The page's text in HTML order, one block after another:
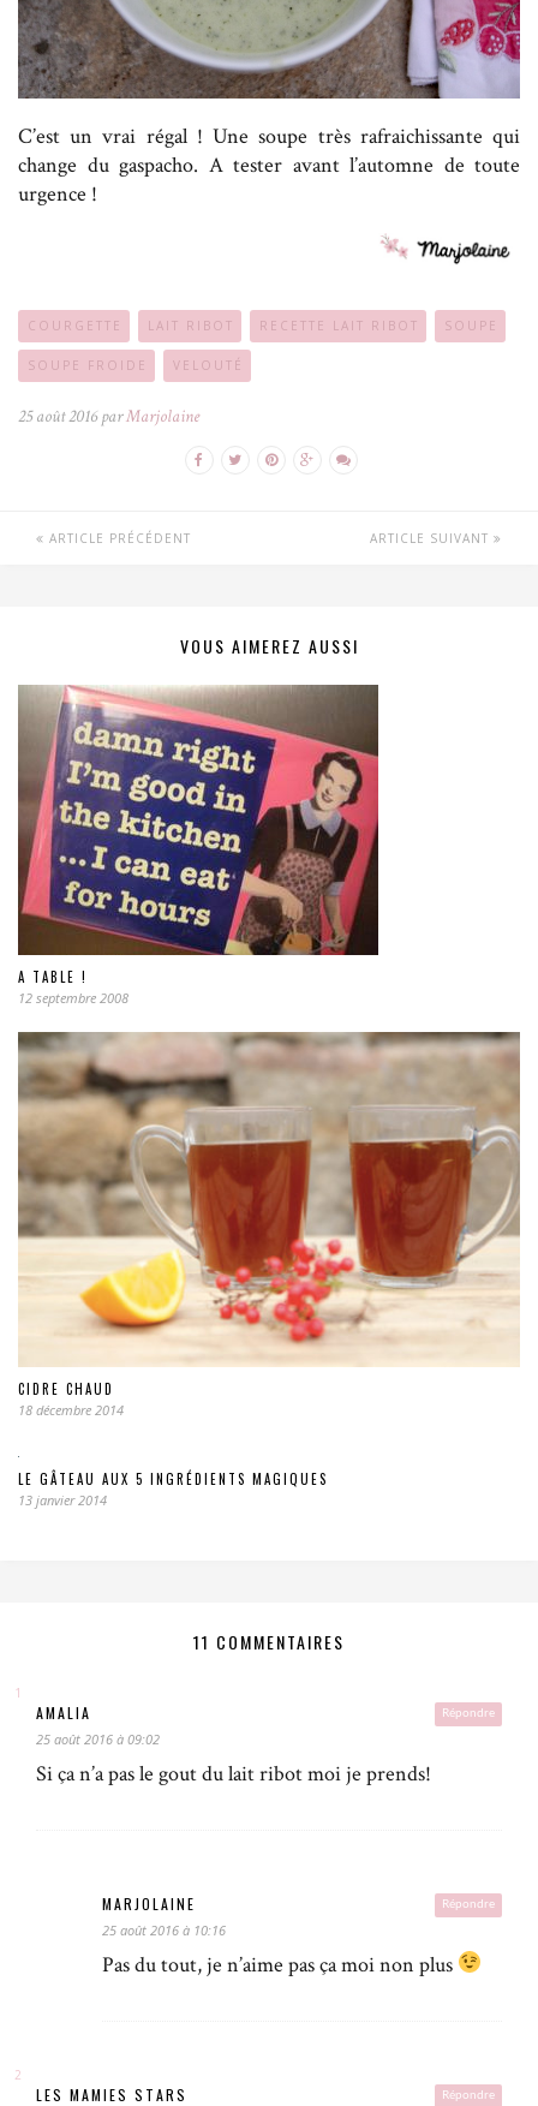
C’est un vrai régal ! Une soupe très rafraichissante qui
change du gaspacho. A tester avant l’automne de toute
urgence !
COURGETTE LAIT RIBOT RECETTE LAIT RIBOT SOUPE
SOUPE FROIDE VELOUTÉ
25 août 2016 parMarjolaine
ARTICLE PRÉCÉDENT ARTICLE SUIVANT
VOUS AIMEREZ AUSSI
A TABLE !
12 septembre 2008
CIDRE CHAUD
18 décembre 2014
LE GÂTEAU AUX 5 INGRÉDIENTS MAGIQUES
13 janvier 2014
11 COMMENTAIRES
Répondre
AMALIA
25 août 2016 à 09:02
Si ça n’a pas le gout du lait ribot moi je prends!
Répondre
MARJOLAINE
25 août 2016 à 10:16
Pas du tout, je n’aime pas ça moi non plus
Répondre
LES MAMIES STARS